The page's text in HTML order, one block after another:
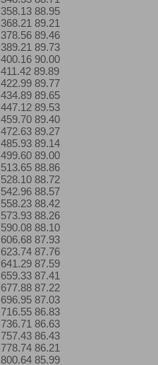
358.13 88.95
368.21 89.21
378.56 89.46
389.21 89.73
400.16 90.00
411.42 89.89
422.99 89.77
434.89 89.65
447.12 89.53
459.70 89.40
472.63 89.27
485.93 89.14
499.60 89.00
513.65 88.86
528.10 88.72
542.96 88.57
558.23 88.42
573.93 88.26
590.08 88.10
606.68 87.93
623.74 87.76
641.29 87.59
659.33 87.41
677.88 87.22
696.95 87.03
716.55 86.83
736.71 86.63
757.43 86.43
778.74 86.21
800.64 85.99